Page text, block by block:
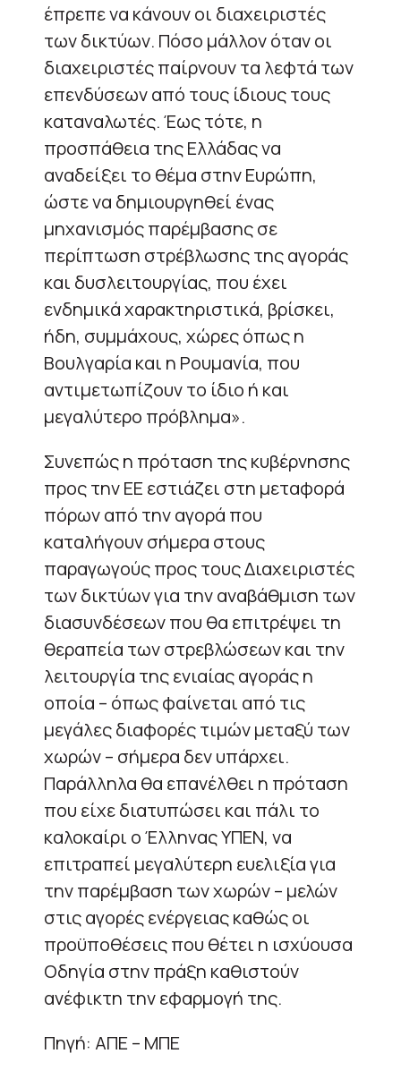
έπρεπε να κάνουν οι διαχειριστές
των δικτύων. Πόσο μάλλον όταν οι
διαχειριστές παίρνουν τα λεφτά των
επενδύσεων από τους ίδιους τους
καταναλωτές. Έως τότε, η
προσπάθεια της Ελλάδας να
αναδείξει το θέμα στην Ευρώπη,
ώστε να δημιουργηθεί ένας
μηχανισμός παρέμβασης σε
περίπτωση στρέβλωσης της αγοράς
και δυσλειτουργίας, που έχει
ενδημικά χαρακτηριστικά, βρίσκει,
ήδη, συμμάχους, χώρες όπως η
Βουλγαρία και η Ρουμανία, που
αντιμετωπίζουν το ίδιο ή και
μεγαλύτερο πρόβλημα».
Συνεπώς η πρόταση της κυβέρνησης
προς την ΕΕ εστιάζει στη μεταφορά
πόρων από την αγορά που
καταλήγουν σήμερα στους
παραγωγούς προς τους Διαχειριστές
των δικτύων για την αναβάθμιση των
διασυνδέσεων που θα επιτρέψει τη
θεραπεία των στρεβλώσεων και την
λειτουργία της ενιαίας αγοράς η
οποία – όπως φαίνεται από τις
μεγάλες διαφορές τιμών μεταξύ των
χωρών – σήμερα δεν υπάρχει.
Παράλληλα θα επανέλθει η πρόταση
που είχε διατυπώσει και πάλι το
καλοκαίρι ο Έλληνας ΥΠΕΝ, να
επιτραπεί μεγαλύτερη ευελιξία για
την παρέμβαση των χωρών – μελών
στις αγορές ενέργειας καθώς οι
προϋποθέσεις που θέτει η ισχύουσα
Οδηγία στην πράξη καθιστούν
ανέφικτη την εφαρμογή της.
Πηγή: ΑΠΕ – ΜΠΕ